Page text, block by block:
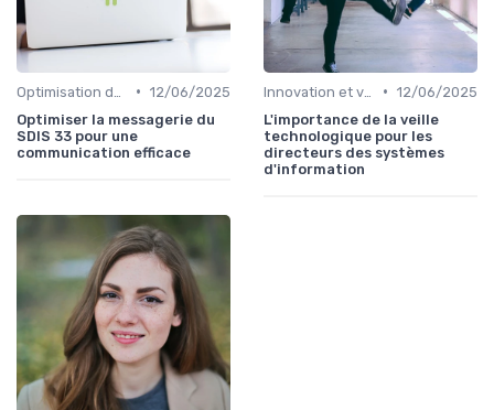
• 12/06/2025
Optimiser la messagerie du
SDIS 33 pour une
communication efficace
• 12/06/2025
L'importance de la veille
technologique pour les
directeurs des systèmes
d'information